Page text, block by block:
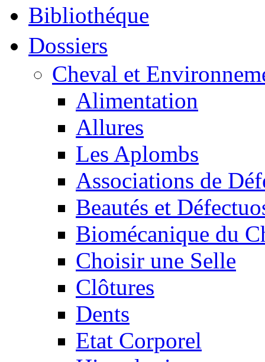
Bibliothéque
Dossiers
Cheval et
Alimentation
Allures
Les Aplombs
Associations de
Beautés et
Biomécanique du
Choisir une Selle
Clôtures
Dents
Etat Corporel